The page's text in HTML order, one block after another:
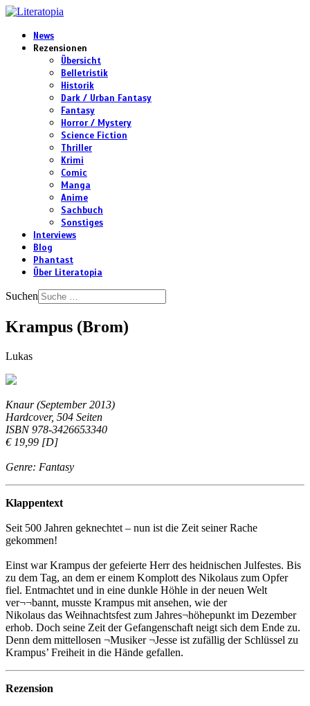
News
Rezensionen
Übersicht
Belletristik
Historik
Dark / Urban Fantasy
Fantasy
Horror / Mystery
Science Fiction
Thriller
Krimi
Comic
Manga
Anime
Sachbuch
Sonstiges
Interviews
Blog
Phantast
Über Literatopia
Suchen
Krampus (Brom)
Lukas
Knaur (September 2013)
Hardcover, 504 Seiten
ISBN 978-3426653340
€ 19,99 [D]
Genre: Fantasy
Klappentext
Seit 500 Jahren geknechtet – nun ist die Zeit seiner Rache
gekommen!
Einst war Krampus der gefeierte Herr des heidnischen Julfestes. Bis
zu dem Tag, an dem er einem Komplott des Nikolaus zum Opfer
fiel. Entmachtet und in eine dunkle Höhle in der neuen Welt
ver¬¬bannt, musste Krampus mit ansehen, wie der
Nikolaus das Weihnachtsfest zum Jahres¬höhepunkt im Dezember
erhob. Doch seine Zeit der Gefangenschaft neigt sich dem Ende zu.
Denn dem mittellosen ¬Musiker ¬Jesse ist zufällig der Schlüssel zu
Krampus’ Freiheit in die Hände gefallen.
Rezension